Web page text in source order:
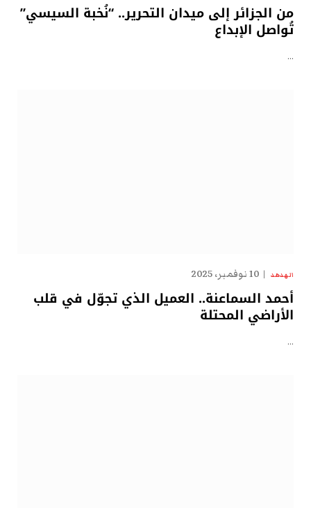
من الجزائر إلى ميدان التحرير.. “نُخبة السيسي”
تُواصل الإبداع
…
الهدهد 10 نوفمبر، 2025
أحمد السماعنة.. العميل الذي تجوّل في قلب
الأراضي المحتلة
…